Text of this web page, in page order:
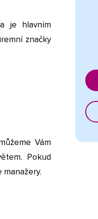
je hlavním
značky
Vám
Pokud